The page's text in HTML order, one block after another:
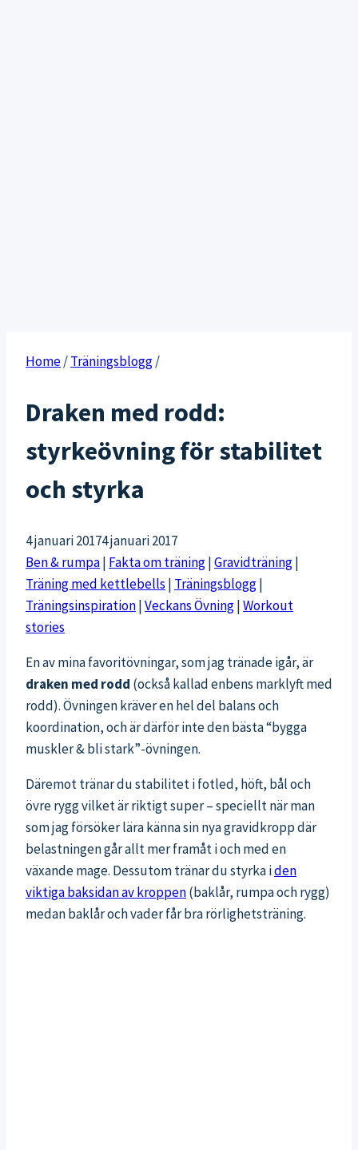
Home/Träningsblogg/
Draken med rodd:
styrkeövning för stabilitet
och styrka
4 januari 20174 januari 2017
Ben & rumpa| Fakta om träning|Gravidträning|
Träning med kettlebells | Träningsblogg|
Träningsinspiration|Veckans Övning|Workout
stories
En av mina favoritövningar, som jag tränade igår, är
draken med rodd (också kallad enbens marklyft med
rodd). Övningen kräver en hel del balans och
koordination, och är därför inte den bästa “bygga
muskler & bli stark”-övningen.
Däremot tränar du stabilitet i fotled, höft, bål och
övre rygg vilket är riktigt super – speciellt när man
som jag försöker lära känna sin nya gravidkropp där
belastningen går allt mer framåt i och med en
växande mage. Dessutom tränar du styrka iden
viktiga baksidan av kroppen(baklår, rumpa och rygg)
medan baklår och vader får bra rörlighetsträning.